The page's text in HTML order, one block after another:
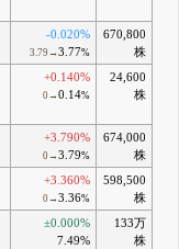
-0.020%
3.79→ 3.77%
670,800
株
+0.140%
0→ 0.14%
24,600
株
+3.790%
0→ 3.79%
674,000
株
+3.360%
0→ 3.36%
598,500
株
±0.000%
7.49%
133万
株